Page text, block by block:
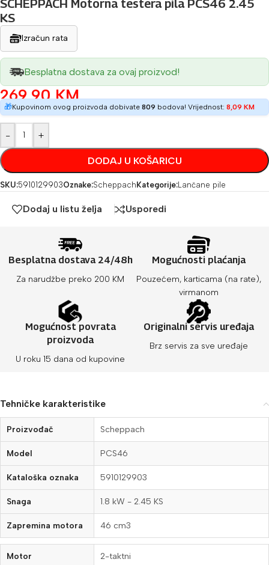
SCHEPPACH Motorna testera pila PCS46 2.45
KS
Izračun rata
Besplatna dostava za ovaj proizvod!
269,90KM
🎁Kupovinom ovog proizvoda dobivate 809 bodova! Vrijednost: 8,09 KM
- +
DODAJ U KOŠARICU
SKU:5910129903Oznake:Scheppach Kategorije:Lančane pile
Dodaj u listu želja Usporedi
Besplatna dostava 24/48h
Za narudžbe preko 200 KM
Mogućnosti plaćanja
Pouzećem, karticama (na rate),
virmanom
Mogućnost povrata
proizvoda
U roku 15 dana od kupovine
Originalni servis uređaja
Brz servis za sve uređaje
Tehničke karakteristike
Proizvođač Scheppach
Model PCS46
Kataloška oznaka 5910129903
Snaga 1.8 kW - 2.45 KS
Zapremina motora 46 cm3
Motor 2-taktni